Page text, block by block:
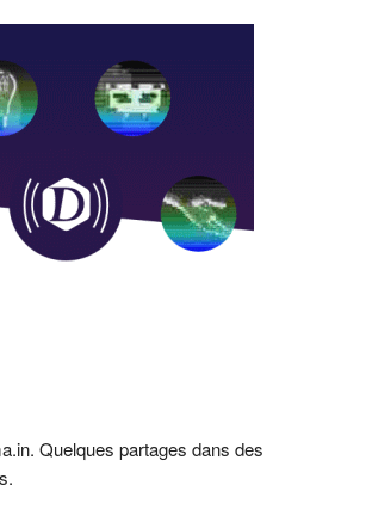
Quelques partages dans des